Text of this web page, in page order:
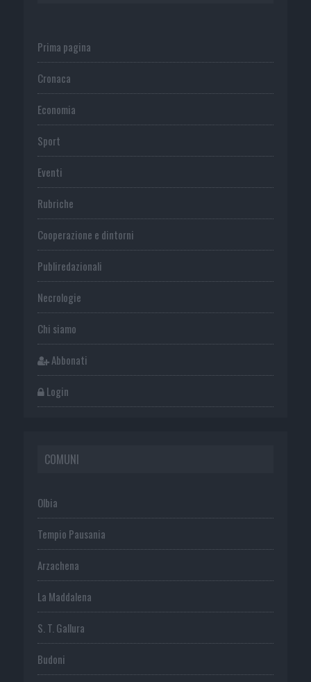
Prima pagina
Cronaca
Economia
Sport
Eventi
Rubriche
Cooperazione e dintorni
Publiredazionali
Necrologie
Chi siamo
Abbonati
Login
COMUNI
Olbia
Tempio Pausania
Arzachena
La Maddalena
S. T. Gallura
Budoni